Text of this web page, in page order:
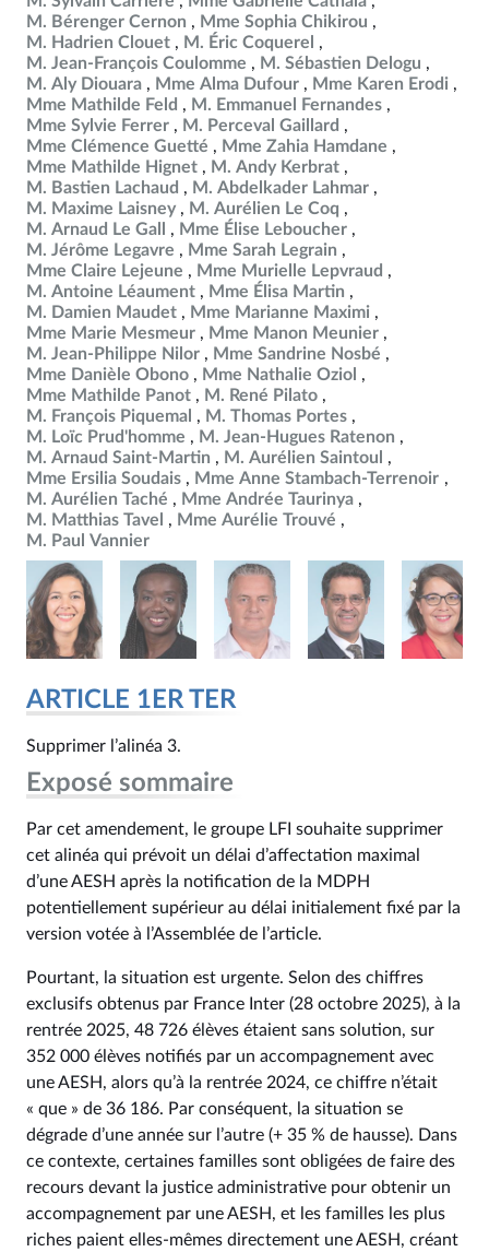
M. Bérenger Cernon
Mme Sophia Chikirou
M. Hadrien Clouet
M. Éric Coquerel
M. Jean-François Coulomme
M. Sébastien Delogu
M. Aly Diouara
Mme Alma Dufour
Mme Karen Erodi
Mme Mathilde Feld
M. Emmanuel Fernandes
Mme Sylvie Ferrer
M. Perceval Gaillard
Mme Clémence Guetté
Mme Zahia Hamdane
Mme Mathilde Hignet
M. Andy Kerbrat
M. Bastien Lachaud
M. Abdelkader Lahmar
M. Maxime Laisney
M. Aurélien Le Coq
M. Arnaud Le Gall
Mme Élise Leboucher
M. Jérôme Legavre
Mme Sarah Legrain
Mme Claire Lejeune
Mme Murielle Lepvraud
M. Antoine Léaument
Mme Élisa Martin
M. Damien Maudet
Mme Marianne Maximi
Mme Marie Mesmeur
Mme Manon Meunier
M. Jean-Philippe Nilor
Mme Sandrine Nosbé
Mme Danièle Obono
Mme Nathalie Oziol
Mme Mathilde Panot
M. René Pilato
M. François Piquemal
M. Thomas Portes
M. Loïc Prud'homme
M. Jean-Hugues Ratenon
M. Arnaud Saint-Martin
M. Aurélien Saintoul
Mme Ersilia Soudais
Mme Anne Stambach-Terrenoir
M. Aurélien Taché
Mme Andrée Taurinya
M. Matthias Tavel
Mme Aurélie Trouvé
M. Paul Vannier
ARTICLE 1ER TER
Supprimer l’alinéa 3.
Exposé sommaire
Par cet amendement, le groupe LFI souhaite supprimer
cet alinéa qui prévoit un délai d’affectation maximal
d’une AESH après la notification de la MDPH
potentiellement supérieur au délai initialement fixé par la
version votée à l’Assemblée de l’article.
Pourtant, la situation est urgente. Selon des chiffres
exclusifs obtenus par France Inter (28 octobre 2025), à la
rentrée 2025, 48 726 élèves étaient sans solution, sur
352 000 élèves notifiés par un accompagnement avec
une AESH, alors qu’à la rentrée 2024, ce chiffre n’était
« que » de 36 186. Par conséquent, la situation se
dégrade d’une année sur l’autre (+ 35 % de hausse). Dans
ce contexte, certaines familles sont obligées de faire des
recours devant la justice administrative pour obtenir un
accompagnement par une AESH, et les familles les plus
riches paient elles-mêmes directement une AESH, créant